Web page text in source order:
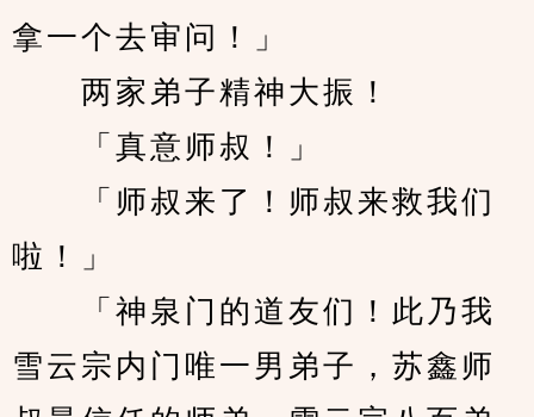
拿一个去审问！」
两家弟子精神大振！
「真意师叔！」
「师叔来了！师叔来救我们
啦！」
「神泉门的道友们！此乃我
雪云宗内门唯一男弟子，苏鑫师